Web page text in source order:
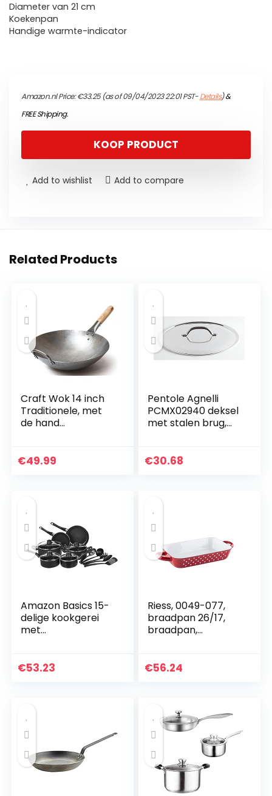
Diameter van 21 cm
Koekenpan
Handige warmte-indicator
Amazon.nl Price:€33.25(as of 09/04/2023 22:01 PST-Details)&
FREE Shipping.
KOOP PRODUCT
Add to wishlist Add to compare
Related Products
Craft Wok 14 inch
Traditionele, met
de hand
wok met houten en
€49.99
Pentole Agnelli
PCMX02940 deksel
met stalen brug,
€30.68
Amazon Basics 15-
delige kookgerei
met
€53.23
Riess, 0049-077,
braadpan 26/17,
braadpan,
ROOD, 26 x 17 cm,
€56.24